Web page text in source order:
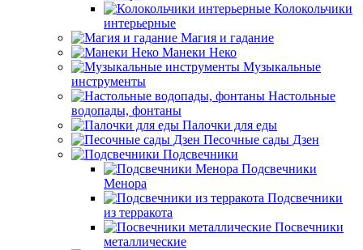
Колокольчики
интерьерные
Магия и гадание
Манеки Неко
Музыкальные
инструменты
Настольные
водопады, фонтаны
Палочки для еды
Песочные сады Дзен
Подсвечники
Подсвечники
Менора
Подсвечники
из терракота
Посвечники
металлические